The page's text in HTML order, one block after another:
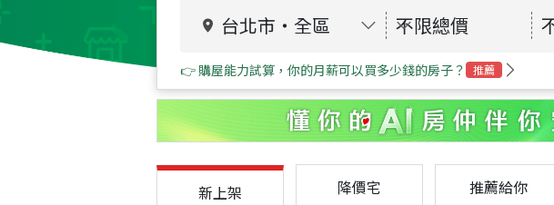
台北市 ・ 全區 不限總價
👉 購屋能力試算，你的月薪可以買多少錢的房子？ 推薦
新上架 降價宅 推薦給你